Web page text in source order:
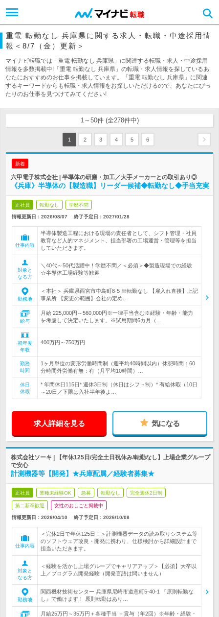
重電 転勤なし 兵庫県に関する求人・転職・中途採用情
報＜8/7（金）更新＞
マイナビ転職では「重電 転勤なし 兵庫県」に関連する転職・求人・中途採用
情報を多数掲載中!「重電 転勤なし 兵庫県」の転職・求人情報を探しているあ
なたにおすすめのお仕事を掲載しています。「重電 転勤なし 兵庫県」に関連
するキーワードからも転職・求人情報をお探しいただけるので、あなたにぴっ
たりのお仕事を見つけてみてください!
1～50件 (全278件中)
1 2 3 4 5 6
新着
六甲電子株式会社 | 半導体の研磨・加工／大手メーカーとの取引あり◎
《兵庫》半導体の【製造職】リーダー候補◆転勤なし◆手当充実
正社員 転勤なし 学歴不問
情報更新日：2026/08/07 終了予定日： 2027/01/28
仕事内容
半導体製造工程における現場の責任者として、シフト管理・社員
教育など人的マネジメント、担当部署の工場運営・管理等を担当
していただきます。
対象と
なる方
＼40代～50代活躍中！学歴不問／＜必須＞◆製造現場での経験
☆半導体工場経験等歓迎
勤務地
＜本社＞ 兵庫県西宮市中島町8-5 ※転勤なし 【雇入れ直後】上記
事業所 【変更の範囲】会社の定め…
給与
月給 225,000円～560,000円※一律手当含む※経験・年齢・能力
を考慮して決定いたします。※試用期間6カ月（…
初年度
年収
400万円～750万円
勤務
時間
1ヶ月単位の変形労働時間制（週平均40時間以内）休憩時間：60
分時間外労働有無：有（月平均10時間）…
休日
休暇
* 年間休日115日* 週休3日制（休日はシフト制）* 有給休暇（10日
～20日／下限は入社半年後よ…
求人詳細を見る 気になる
株式会社ソーキ | 【年休125日/完全土日祝休み/転勤なし】上場企業グループ
で安心
計測機器等【開発】★兵庫配属／経験者募集★
正社員 業種未経験OK 急募 転勤なし 完全週休2日制
第二新卒歓迎 女性のおしごと掲載中
情報更新日：2026/04/10 終了予定日： 2026/10/08
仕事内容
＜完休2日で年休125日！＞計測機器データの読み取りシステム等
のソフトウェア改良・開発に携わり、仕様検討から詳細設計まで
担当いただきます。
対象と
なる方
＜経験を活かし上場グループでキャリアアップ＞【必須】大卒以
上／プログラム開発経験（開発言語は問いません）
勤務地
関西機材技術センター 兵庫県尼崎市道意町5-40-1 『原則転勤な
し』で働けます！ 原則転勤はあり…
月給25万円～35万円＋各種手当 ＋賞与（年2回）※年齢・経験・